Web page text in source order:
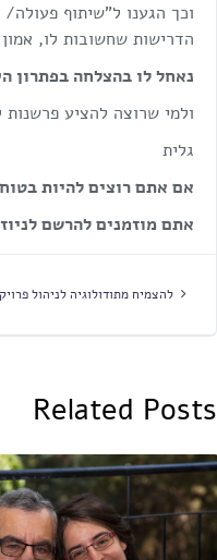
וכך הגענו ל"שיתוף
הדרישות שחשובות לו,
נאחל לו בהצלחה בפתרון
ולמי שרוצה להציע
גלית
אם אתם רוצים להיות
אתם מוזמנים להרשם
להצמיח מתודולוגיה לניהול
Related Posts